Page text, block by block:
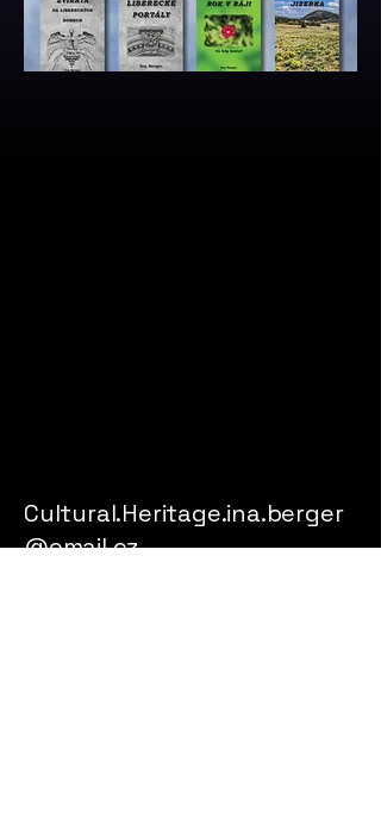
Cultural.Heritage.ina.berger
@email.cz